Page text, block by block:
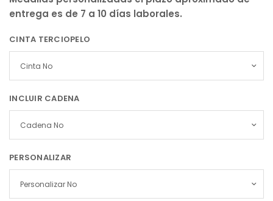
entrega es de 7 a 10 días laborales.
CINTA TERCIOPELO
INCLUIR CADENA
PERSONALIZAR